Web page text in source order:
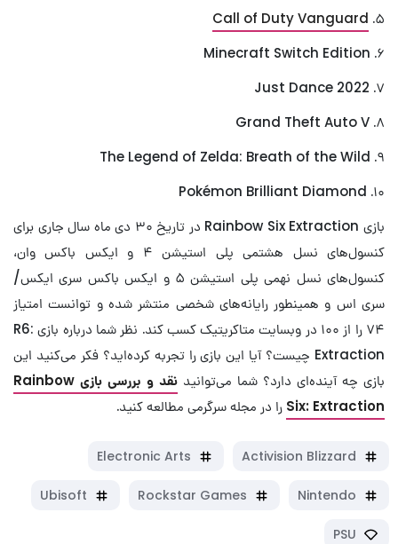
۵. Call of Duty Vanguard
۶. Minecraft Switch Edition
۷. Just Dance 2022
۸. Grand Theft Auto V
۹. The Legend of Zelda: Breath of the Wild
۱۰. Pokémon Brilliant Diamond
بازی Rainbow Six Extraction در تاریخ ۳۰ دی ماه سال جاری برای
کنسول‌های نسل هشتمی پلی استیشن ۴ و ایکس باکس وان،
کنسول‌های نسل نهمی پلی استیشن ۵ و ایکس باکس سری ایکس/
سری اس و همینطور رایانه‌های شخصی منتشر شده و توانست امتیاز
۷۴ را از ۱۰۰ در وبسایت متاکریتیک کسب کند. نظر شما درباره بازی R6:
Extraction چیست؟ آیا این بازی را تجربه کرده‌اید؟ فکر می‌کنید این
بازی چه آینده‌ای دارد؟ شما می‌توانید
نقد و بررسی بازی Rainbow
Six: Extraction را در مجله سرگرمی مطالعه کنید.
Activision Blizzard
Electronic Arts
Nintendo
Rockstar Games
Ubisoft
PSU